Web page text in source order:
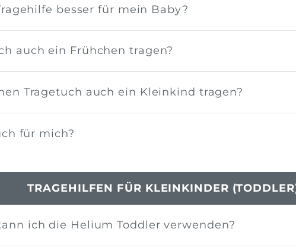
besser für mein Baby?
auch ein Frühchen tragen?
Tragetuch auch ein Kleinkind tragen?
für mich?
TRAGEHILFEN FÜR KLEINKINDER
ich die Helium Toddler verwenden?